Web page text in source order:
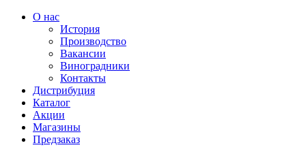
О нас
История
Производство
Вакансии
Виноградники
Контакты
Дистрибуция
Каталог
Акции
Магазины
Предзаказ